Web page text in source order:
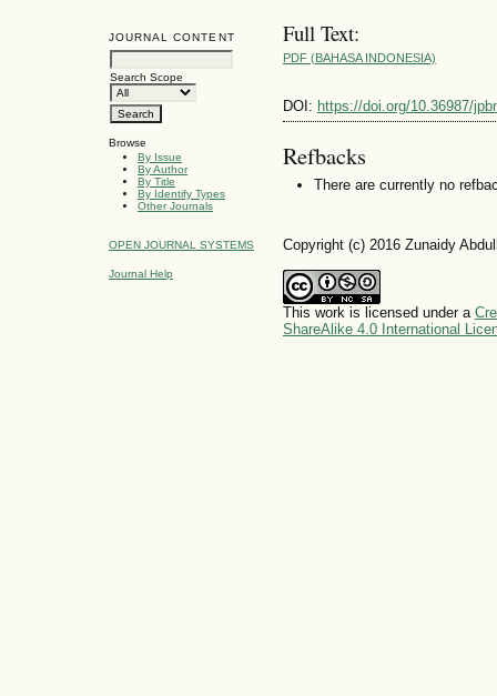
JOURNAL CONTENT
Search Scope
Browse
By Issue
By Author
By Title
By Identify Types
Other Journals
OPEN JOURNAL SYSTEMS
Journal Help
Full Text:
PDF (BAHASA INDONESIA)
DOI: https://doi.org/10.36987/
Refbacks
There are currently no
Copyright (c) 2016 Zunaidy
This work is licensed under a
ShareAlike 4.0 International